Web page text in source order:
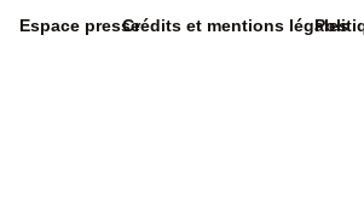
Espace presseCrédits et mentions légales